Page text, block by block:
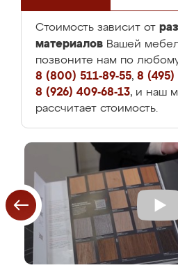
Стоимость зависит от
материалов Вашей
позвоните нам по
8 (800) 511-89-55, 8 (495)
8 (926) 409-68-13, и наш
рассчитает стоимость.